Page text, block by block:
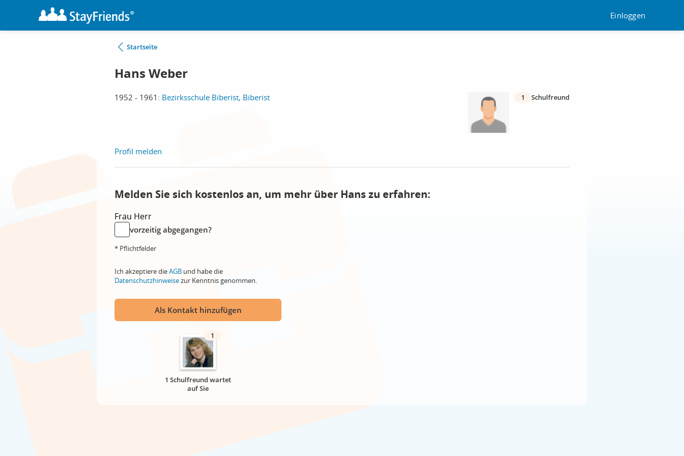
Einloggen
Startseite
Hans Weber
1952 - 1961: Bezirksschule Biberist, Biberist 1 Schulfreund
Profil melden
Melden Sie sich kostenlos an, um mehr über Hans zu erfahren:
Frau Herr
vorzeitig abgegangen?
* Pflichtfelder
Ich akzeptiere dieAGB und habe die
Datenschutzhinweisezur Kenntnis genommen.
Als Kontakt hinzufügen
1
1 Schulfreund wartet
auf Sie